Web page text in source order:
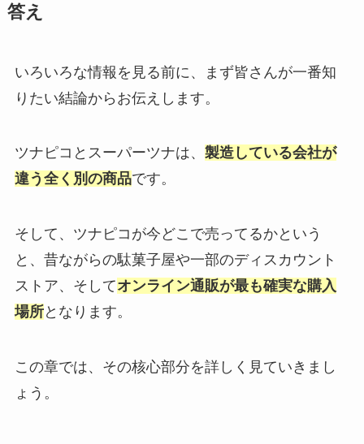
答え
いろいろな情報を見る前に、まず皆さんが一番知
りたい結論からお伝えします。
ツナピコとスーパーツナは、 製造している会社が
違う全く別の商品です。
そして、ツナピコが今どこで売ってるかという
と、昔ながらの駄菓子屋や一部のディスカウント
ストア、そしてオンライン通販が最も確実な購入
場所となります。
この章では、その核心部分を詳しく見ていきまし
ょう。